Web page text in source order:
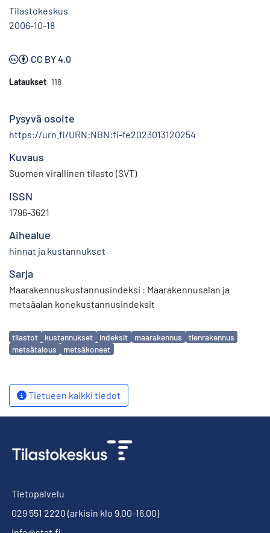
Tilastokeskus
2006-10-18
CC BY 4.0
Lataukset 118
Pysyvä osoite
https://urn.fi/URN:NBN:fi-fe2023013120254
Kuvaus
Suomen virallinen tilasto (SVT)
ISSN
1796-3621
Aihealue
hinnat ja kustannukset
Sarja
Maarakennuskustannusindeksi : Maarakennusalan ja
metsäalan konekustannusindeksit
Avainsanat
tilastot kustannukset indeksit maarakennus
tienrakennus
metsätalous
metsäkoneet
Tietueen kaikki tiedot
Tietopalvelu
029 551 2220 (arkisin klo 9.00-16.00)